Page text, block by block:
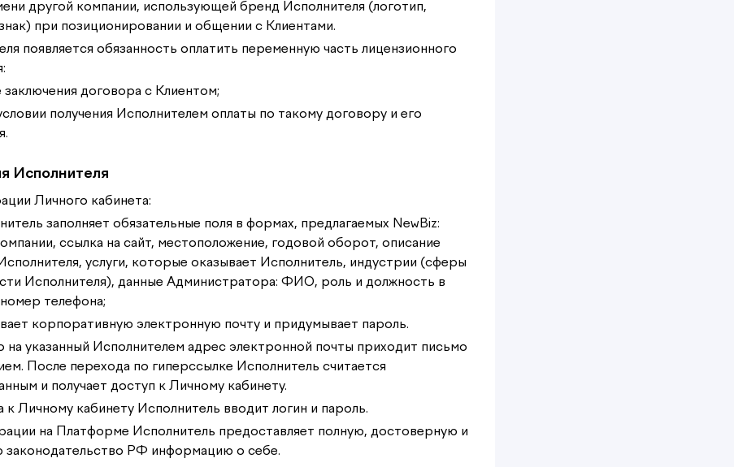
другой компании, использующей бренд Исполнителя (логотип,
при позиционировании и общении с Клиентами.
появляется обязанность оплатить переменную часть лицензионного
заключения договора с Клиентом;
получения Исполнителем оплаты по такому договору и его
Исполнителя
Личного кабинета:
заполняет обязательные поля в формах, предлагаемых NewBiz:
ссылка на сайт, местоположение, годовой оборот, описание
услуги, которые оказывает Исполнитель, индустрии (сферы
Исполнителя), данные Администратора: ФИО, роль и должность в
телефона;
корпоративную электронную почту и придумывает пароль.
на указанный Исполнителем адрес электронной почты приходит письмо
После перехода по гиперссылке Исполнитель считается
и получает доступ к Личному кабинету.
к Личному кабинету Исполнитель вводит логин и пароль.
на Платформе Исполнитель предоставляет полную, достоверную и
РФ информацию о себе.